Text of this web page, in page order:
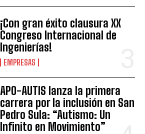
¡Con gran éxito clausura XX
Congreso Internacional de
Ingenierías!
EMPRESAS
APO-AUTIS lanza la primera
carrera por la inclusión en San
Pedro Sula: “Autismo: Un
Infinito en Movimiento”